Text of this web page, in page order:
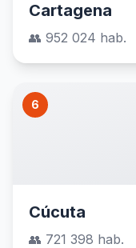
Cartagena
👥 952 024 hab.
6
Cúcuta
👥 721 398 hab.